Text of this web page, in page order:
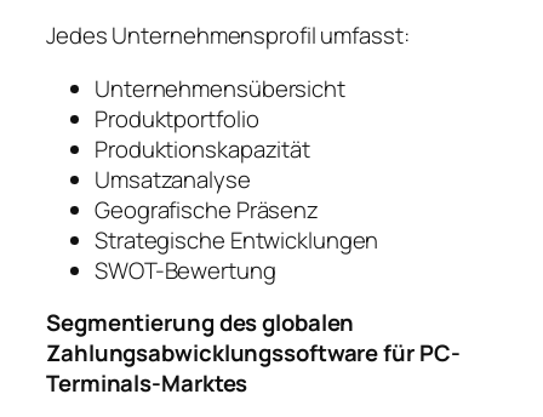
Jedes Unternehmensprofil umfasst:
Unternehmensübersicht
Produktportfolio
Produktionskapazität
Umsatzanalyse
Geografische Präsenz
Strategische Entwicklungen
SWOT-Bewertung
Segmentierung des globalen
Zahlungsabwicklungssoftware für PC-
Terminals-Marktes